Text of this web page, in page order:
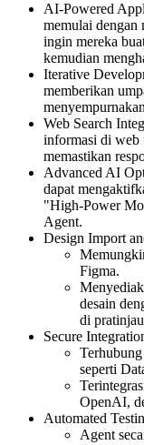
AI-Powered
memulai dengan
ingin mereka
kemudian
Iterative
memberikan
Web Search
informasi di web
memastikan
Advanced AI
dapat
"High-Power
Agent.
Design Import
Figma.
desain
di
Secure
seperti
OpenAI,
Automated
Agent